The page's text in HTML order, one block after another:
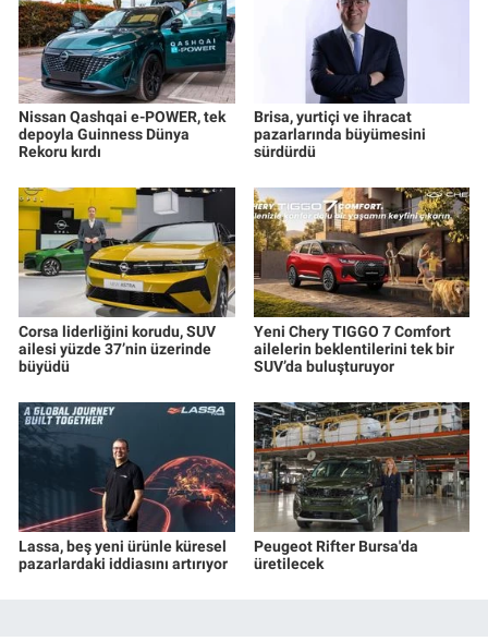
Nissan Qashqai e-POWER, tek
depoyla Guinness Dünya
Rekoru kırdı
Brisa, yurtiçi ve ihracat
pazarlarında büyümesini
sürdürdü
Corsa liderliğini korudu, SUV
ailesi yüzde 37’nin üzerinde
büyüdü
Yeni Chery TIGGO 7 Comfort
ailelerin beklentilerini tek bir
SUV’da buluşturuyor
Lassa, beş yeni ürünle küresel
pazarlardaki iddiasını artırıyor
Peugeot Rifter Bursa'da
üretilecek